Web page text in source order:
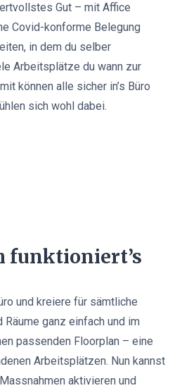
Gut – mit Affice
Covid-konforme Belegung
in dem du selber
Arbeitsplätze du wann zur
können alle sicher in’s Büro
sich wohl dabei.
funktioniert’s
und kreiere für sämtliche
Räume ganz einfach und im
passenden Floorplan – eine
Arbeitsplätzen. Nun kannst
aktivieren und